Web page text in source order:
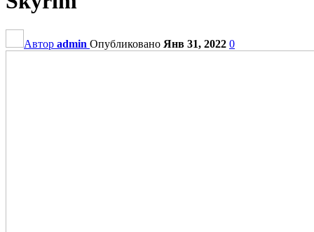
Автор admin Опубликовано Янв 31, 2022 0